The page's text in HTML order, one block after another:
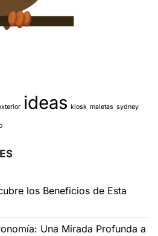
ideas kiosk maletas sydney
los Beneficios de Esta
Una Mirada Profunda a